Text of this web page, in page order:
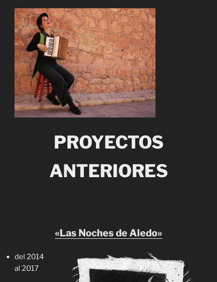
PROYECTOS
ANTERIORES
«Las Noches de Aledo»
del 2014
al 2017